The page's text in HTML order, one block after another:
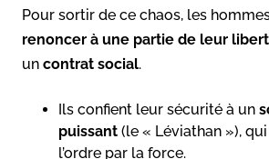
Pour sortir de ce chaos, les
renoncer à une partie de leur
un contrat social.
Ils confient leur sécurité à un
puissant (le « Léviathan »),
l’ordre par la force.